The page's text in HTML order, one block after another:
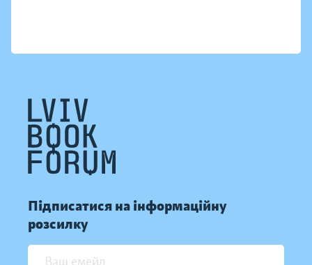
Підписатися на інформаційну
розсилку